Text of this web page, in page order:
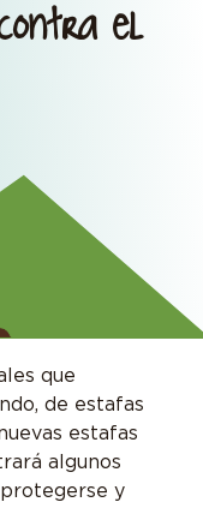
el
que
de estafas
estafas
algunos
y